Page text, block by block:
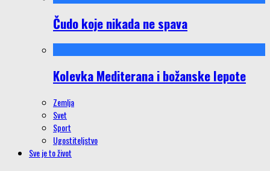
Čudo koje nikada ne spava
Kolevka Mediterana i božanske lepote
Zemlja
Svet
Sport
Ugostiteljstvo
Sve je to život